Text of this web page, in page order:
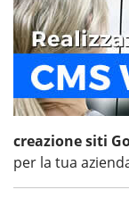
creazione siti
per la tua